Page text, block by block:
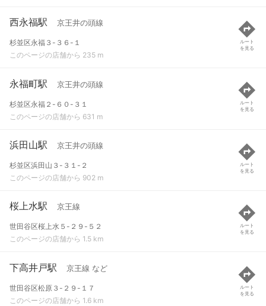
西永福駅 京王井の頭線
杉並区永福３-３６-１
このページの店舗から 235 m
ルート
を見る
永福町駅 京王井の頭線
杉並区永福２-６０-３１
このページの店舗から 631 m
ルート
を見る
浜田山駅 京王井の頭線
杉並区浜田山３-３１-２
このページの店舗から 902 m
ルート
を見る
桜上水駅 京王線
世田谷区桜上水５-２９-５２
このページの店舗から 1.5 km
ルート
を見る
下高井戸駅 京王線 など
世田谷区松原３-２９-１７
このページの店舗から 1.6 km
ルート
を見る